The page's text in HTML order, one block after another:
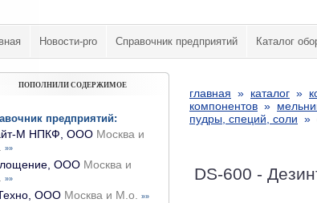
Новости-pro Cправочник предприятий Каталог
главная » каталог »
компонентов »
пудры, специй, соли »
DS-600 -
ПОПОЛНИЛИ СОДЕРЖИМОЕ
предприятий:
М НПКФ, ООО Москва и
»»
ООО Москва и
»»
ООО Москва и М.о. »»